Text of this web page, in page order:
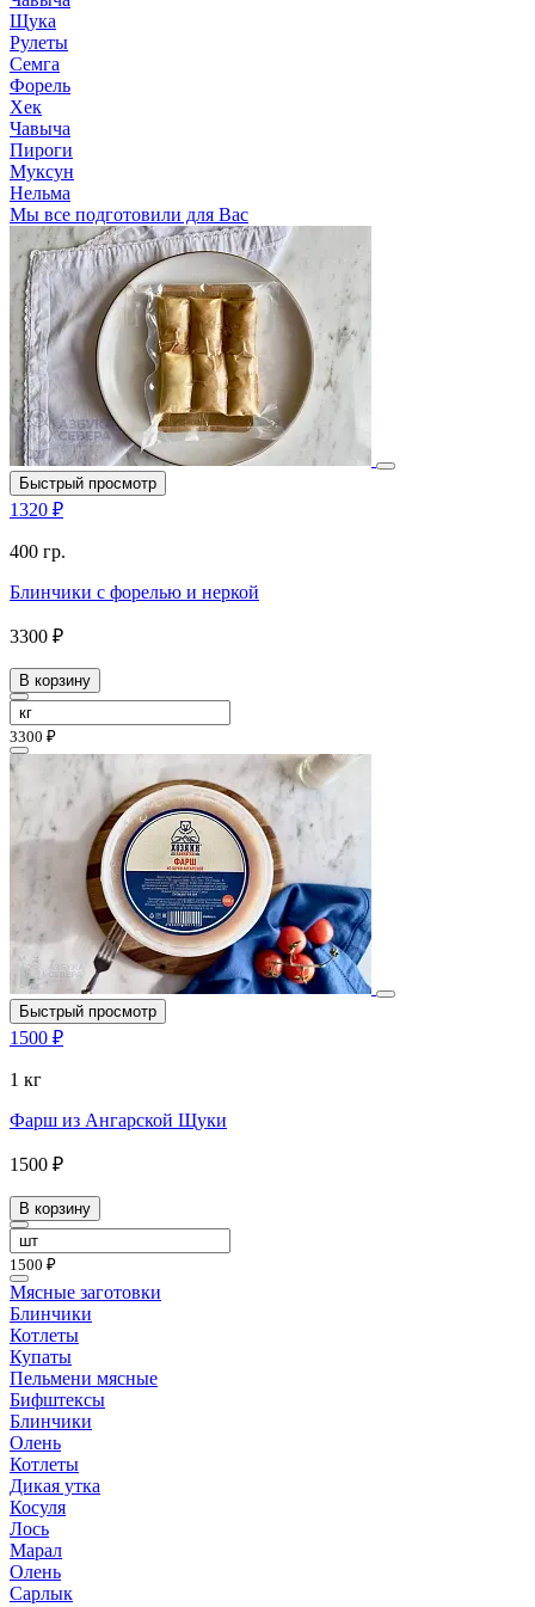
Щука
Рулеты
Семга
Форель
Хек
Чавыча
Пироги
Муксун
Нельма
Мы все подготовили для Вас
Быстрый просмотр
1320 ₽
400 гр.
Блинчики с форелью и неркой
3300 ₽
В корзину
3300 ₽
Быстрый просмотр
1500 ₽
1 кг
Фарш из Ангарской Щуки
1500 ₽
В корзину
1500 ₽
Мясные заготовки
Блинчики
Котлеты
Купаты
Пельмени мясные
Бифштексы
Блинчики
Олень
Котлеты
Дикая утка
Косуля
Лось
Марал
Олень
Сарлык